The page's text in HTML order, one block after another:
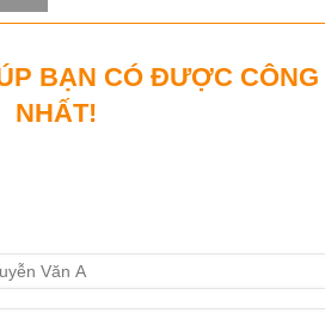
BẠN CÓ ĐƯỢC CÔNG
NHẤT!